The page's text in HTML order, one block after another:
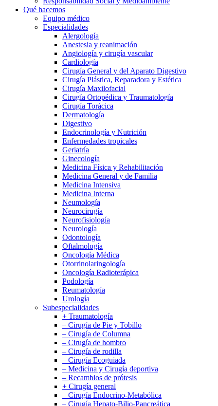
Qué hacemos
Equipo médico
Especialidades
Alergología
Anestesia y reanimación
Angiología y cirugía vascular
Cardiología
Cirugía General y del Aparato Digestivo
Cirugía Plástica, Reparadora y Estética
Cirugía Maxilofacial
Cirugía Ortopédica y Traumatología
Cirugía Torácica
Dermatología
Digestivo
Endocrinología y Nutrición
Enfermedades tropicales
Geriatría
Ginecología
Medicina Física y Rehabilitación
Medicina General y de Familia
Medicina Intensiva
Medicina Interna
Neumología
Neurocirugía
Neurofisiología
Neurología
Odontología
Oftalmología
Oncología Médica
Otorrinolaringología
Oncología Radioterápica
Podología
Reumatología
Urología
Subespecialidades
+ Traumatología
– Cirugía de Pie y Tobillo
– Cirugía de Columna
– Cirugía de hombro
– Cirugía de rodilla
– Cirugía Ecoguiada
– Medicina y Cirugía deportiva
– Recambios de prótesis
+ Cirugía general
– Cirugía Endocrino-Metabólica
– Cirugía Hepato-Bilio-Pancreática